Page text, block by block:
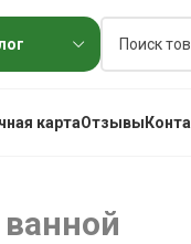
картаОтзывы